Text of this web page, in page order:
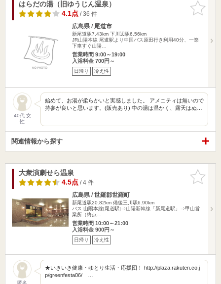
お気に入
りに追加
はらだの湯（旧ゆうじん温泉）
4.1点/ 36 件
広島県 / 尾道市
新尾道駅7.43km 下川辺駅6.56km
JR山陽本線 尾道駅より中国バス原田行き利用40分、一楽
下車すぐ山陽…
営業時間 9:00～19:00
入浴料金 700円～
日帰り 冷え性
40代 女
性
始めて、お湯が柔らかいと実感しました。 アメニティは無いので
持参が良いと思います。(販売あり) 中の湯は温かく、露天はぬ…
関連情報から探す
お気に入
りに追加
大衆演劇せら温泉
4.5点/ 4 件
広島県 / 世羅郡世羅町
新尾道駅20.82km 備後三川駅6.90km
バス 山陽本線[尾道駅]⇒山陽新幹線「新尾道駅」⇒甲山営
業所（終点…
営業時間 10:00～21:00
入浴料金 900円～
日帰り 冷え性
匿名
★いきいき健康・ゆとり生活・応援団！ http://plaza.rakuten.co.j
p/greenfesta06/ …